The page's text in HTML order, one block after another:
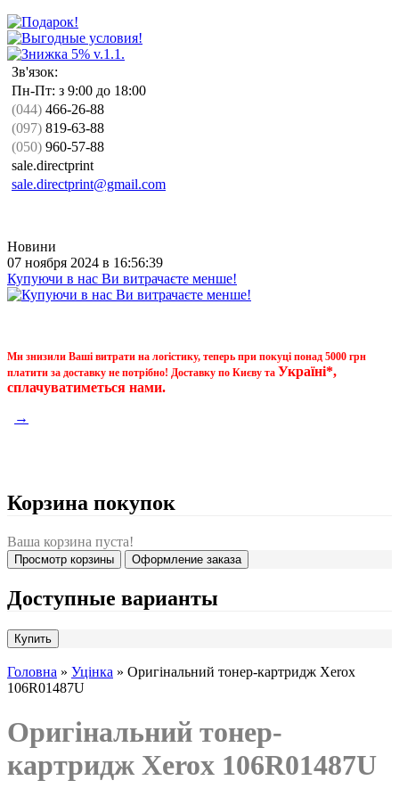
Зв'язок:
Пн-Пт: з 9:00 до 18:00
(044) 466-26-88
(097) 819-63-88
(050) 960-57-88
sale.directprint
sale.directprint@gmail.com
Новини
07 ноября 2024 в 16:56:39
Купуючи в нас Ви витрачаєте менше!
Ми знизили Ваші витрати на логістику, теперь при покуці понад 5000 грн
платити за доставку не потрібно! Доставку по Києву та Україні*,
сплачуватиметься нами.
→
Корзина покупок
Ваша корзина пуста!
Просмотр корзины Оформление заказа
Доступные варианты
Головна » Уцінка » Оригінальний тонер-картридж Xerox
106R01487U
Оригінальний тонер-
картридж Xerox 106R01487U